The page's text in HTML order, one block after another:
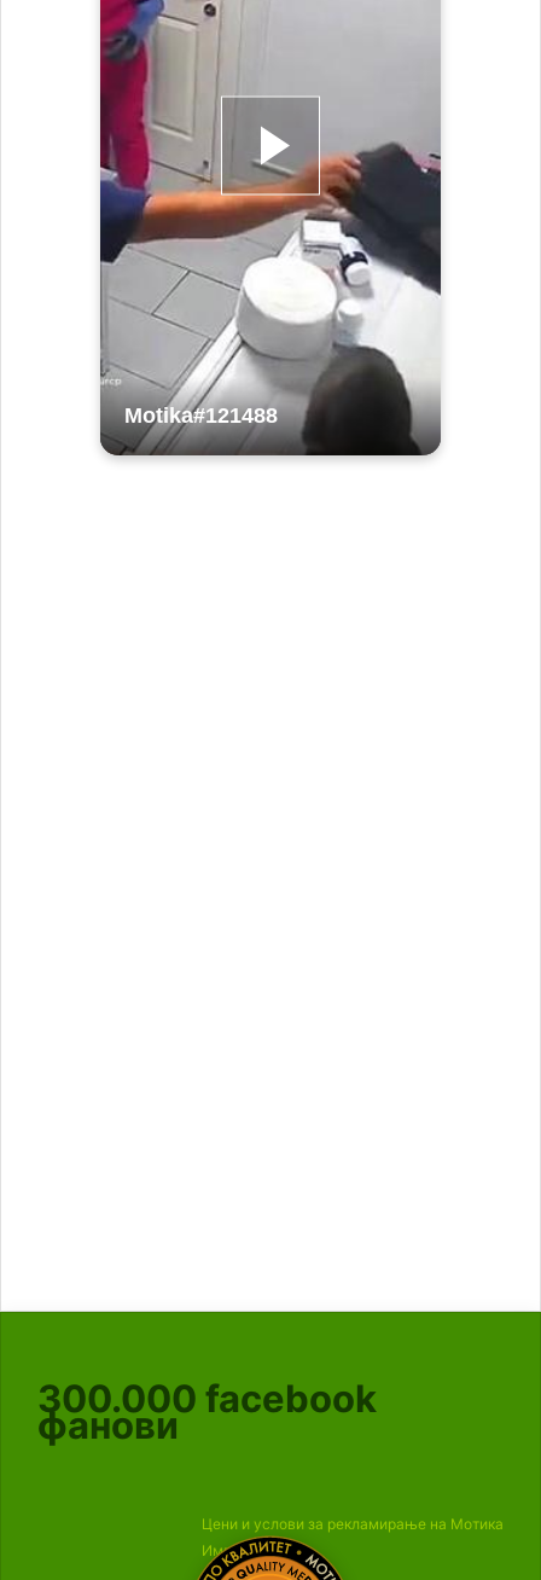
300.000 facebook
фанови
Цени и услови за рекламирање на Мотика
Импресум